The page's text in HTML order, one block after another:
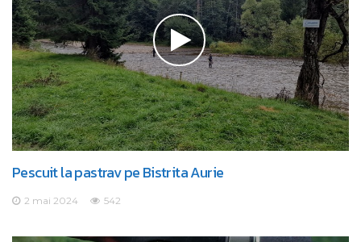
Pescuit la pastrav pe Bistrita Aurie
2 mai 2024 542